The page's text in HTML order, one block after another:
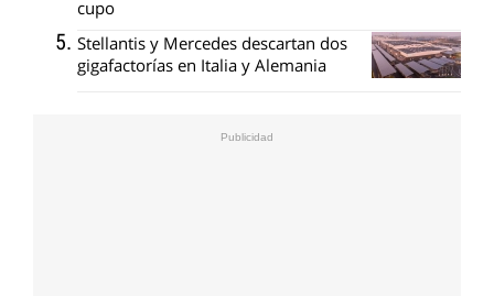
cupo
Stellantis y Mercedes descartan dos
gigafactorías en Italia y Alemania